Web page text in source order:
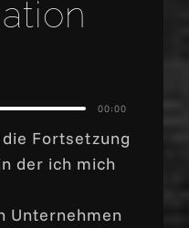
00:00
Fortsetzung
der ich mich
Unternehmen